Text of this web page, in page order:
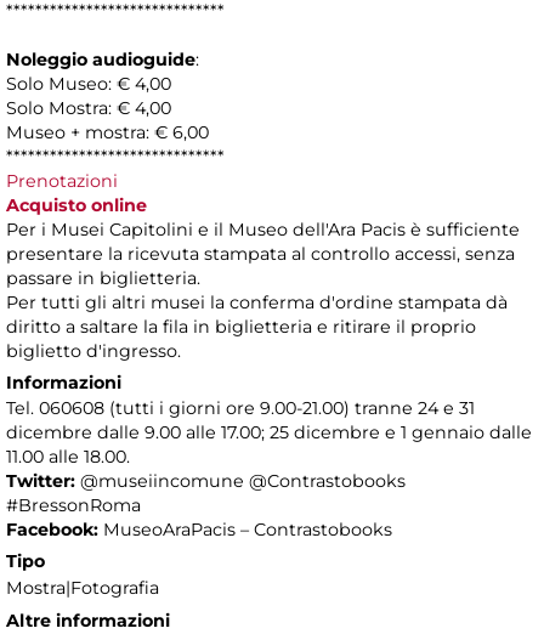
******************************
Noleggio audioguide:
Solo Museo: € 4,00
Solo Mostra: € 4,00
Museo + mostra: € 6,00
******************************
Prenotazioni
Acquisto online
Per i Musei Capitolini e il Museo dell'Ara Pacis è sufficiente
presentare la ricevuta stampata al controllo accessi, senza
passare in biglietteria.
Per tutti gli altri musei la conferma d'ordine stampata dà
diritto a saltare la fila in biglietteria e ritirare il proprio
biglietto d'ingresso.
Informazioni
Tel. 060608 (tutti i giorni ore 9.00-21.00) tranne 24 e 31
dicembre dalle 9.00 alle 17.00; 25 dicembre e 1 gennaio dalle
11.00 alle 18.00.
Twitter: @museiincomune @Contrastobooks
#BressonRoma
Facebook: MuseoAraPacis – Contrastobooks
Tipo
Mostra|Fotografia
Altre informazioni